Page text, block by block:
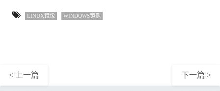
LINUX镜像 WINDOWS镜像
< 上一篇 下一篇 >